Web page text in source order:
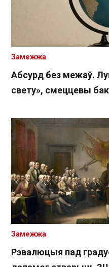
Абсурд без межаў.
свету», смеццевы
Замежжа
Рэвалюцыя пад
Замежжа